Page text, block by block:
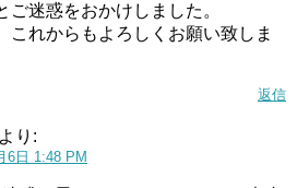
ご迷惑をおかけしました。
これからもよろしくお願い致しま
返信
より:
6日 1:48 PM